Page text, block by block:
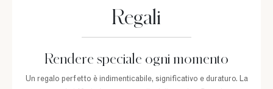
Regali
Rendere speciale ogni momento
Un regalo perfetto è indimenticabile, significativo e duraturo. La